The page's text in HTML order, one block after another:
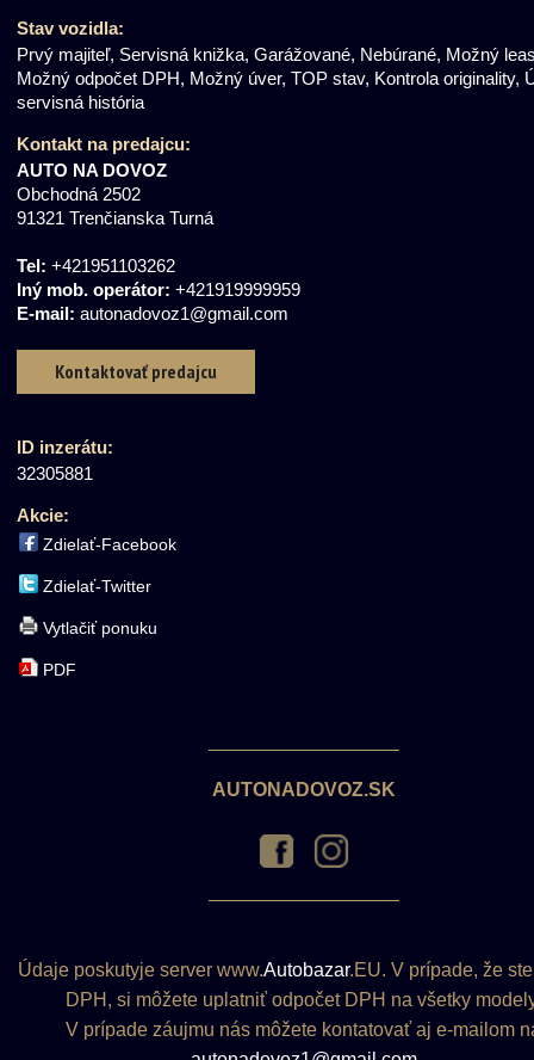
Stav vozidla:
Prvý majiteľ, Servisná knižka, Garážované, Nebúrané, Možný
Možný odpočet DPH, Možný úver, TOP stav, Kontrola originality,
servisná história
Kontakt na predajcu:
AUTO NA DOVOZ
Obchodná 2502
91321 Trenčianska Turná
Tel: +421951103262
Iný mob. operátor: +421919999959
E-mail: autonadovoz1@gmail.com
Kontaktovať predajcu
ID inzerátu:
32305881
Akcie:
Zdielať-Facebook
Zdielať-Twitter
Vytlačiť ponuku
PDF
AUTONADOVOZ.SK
Údaje poskutyje server www.Autobazar.EU. V prípade, že
DPH, si môžete uplatniť odpočet DPH na všetky
V prípade záujmu nás môžete kontatovať aj e-mailom